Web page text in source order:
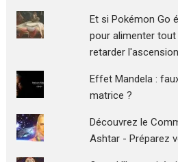
Et si Pokémon Go
pour alimenter
retarder
Effet Mandela :
matrice ?
Découvrez le
Ashtar - Préparez